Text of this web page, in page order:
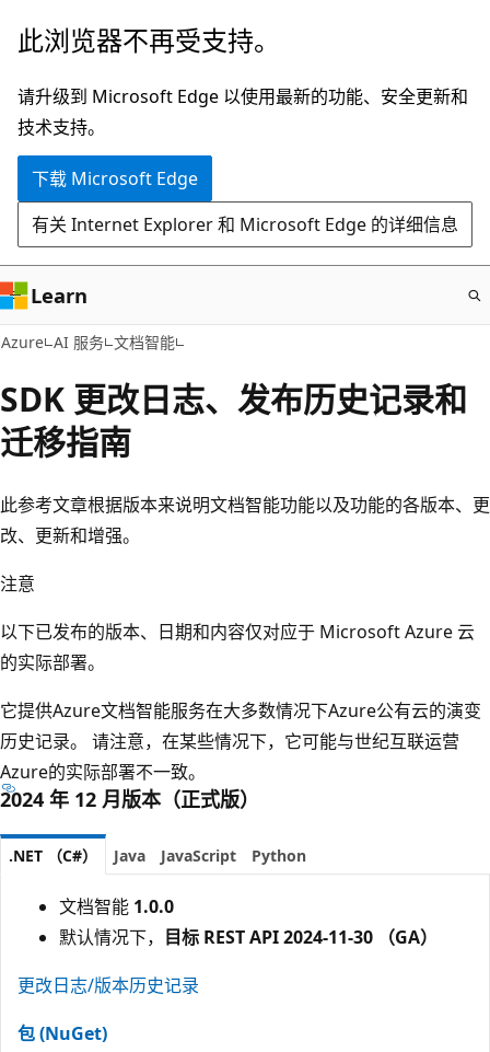
跳
主
要
内
此浏览器不再受支持。
请升级到 Microsoft Edge 以使用最新的功能、安全更新和
技术支持。
下载 Microsoft Edge
有关 Internet Explorer 和 Microsoft Edge 的详细信息
Learn
Azure AI 服务 文档智能
SDK 更改日志、发布历史记录和
迁移指南
此参考文章根据版本来说明文档智能功能以及功能的各版本、更
改、更新和增强。
注意
以下已发布的版本、日期和内容仅对应于 Microsoft Azure 云
的实际部署。
它提供Azure文档智能服务在大多数情况下Azure公有云的演变
历史记录。 请注意，在某些情况下，它可能与世纪互联运营
Azure的实际部署不一致。
2024 年 12 月版本（正式版）
.NET （C#） Java JavaScript Python
文档智能 1.0.0
默认情况下， 目标 REST API 2024-11-30 （GA）
更改日志/版本历史记录
包 (NuGet)